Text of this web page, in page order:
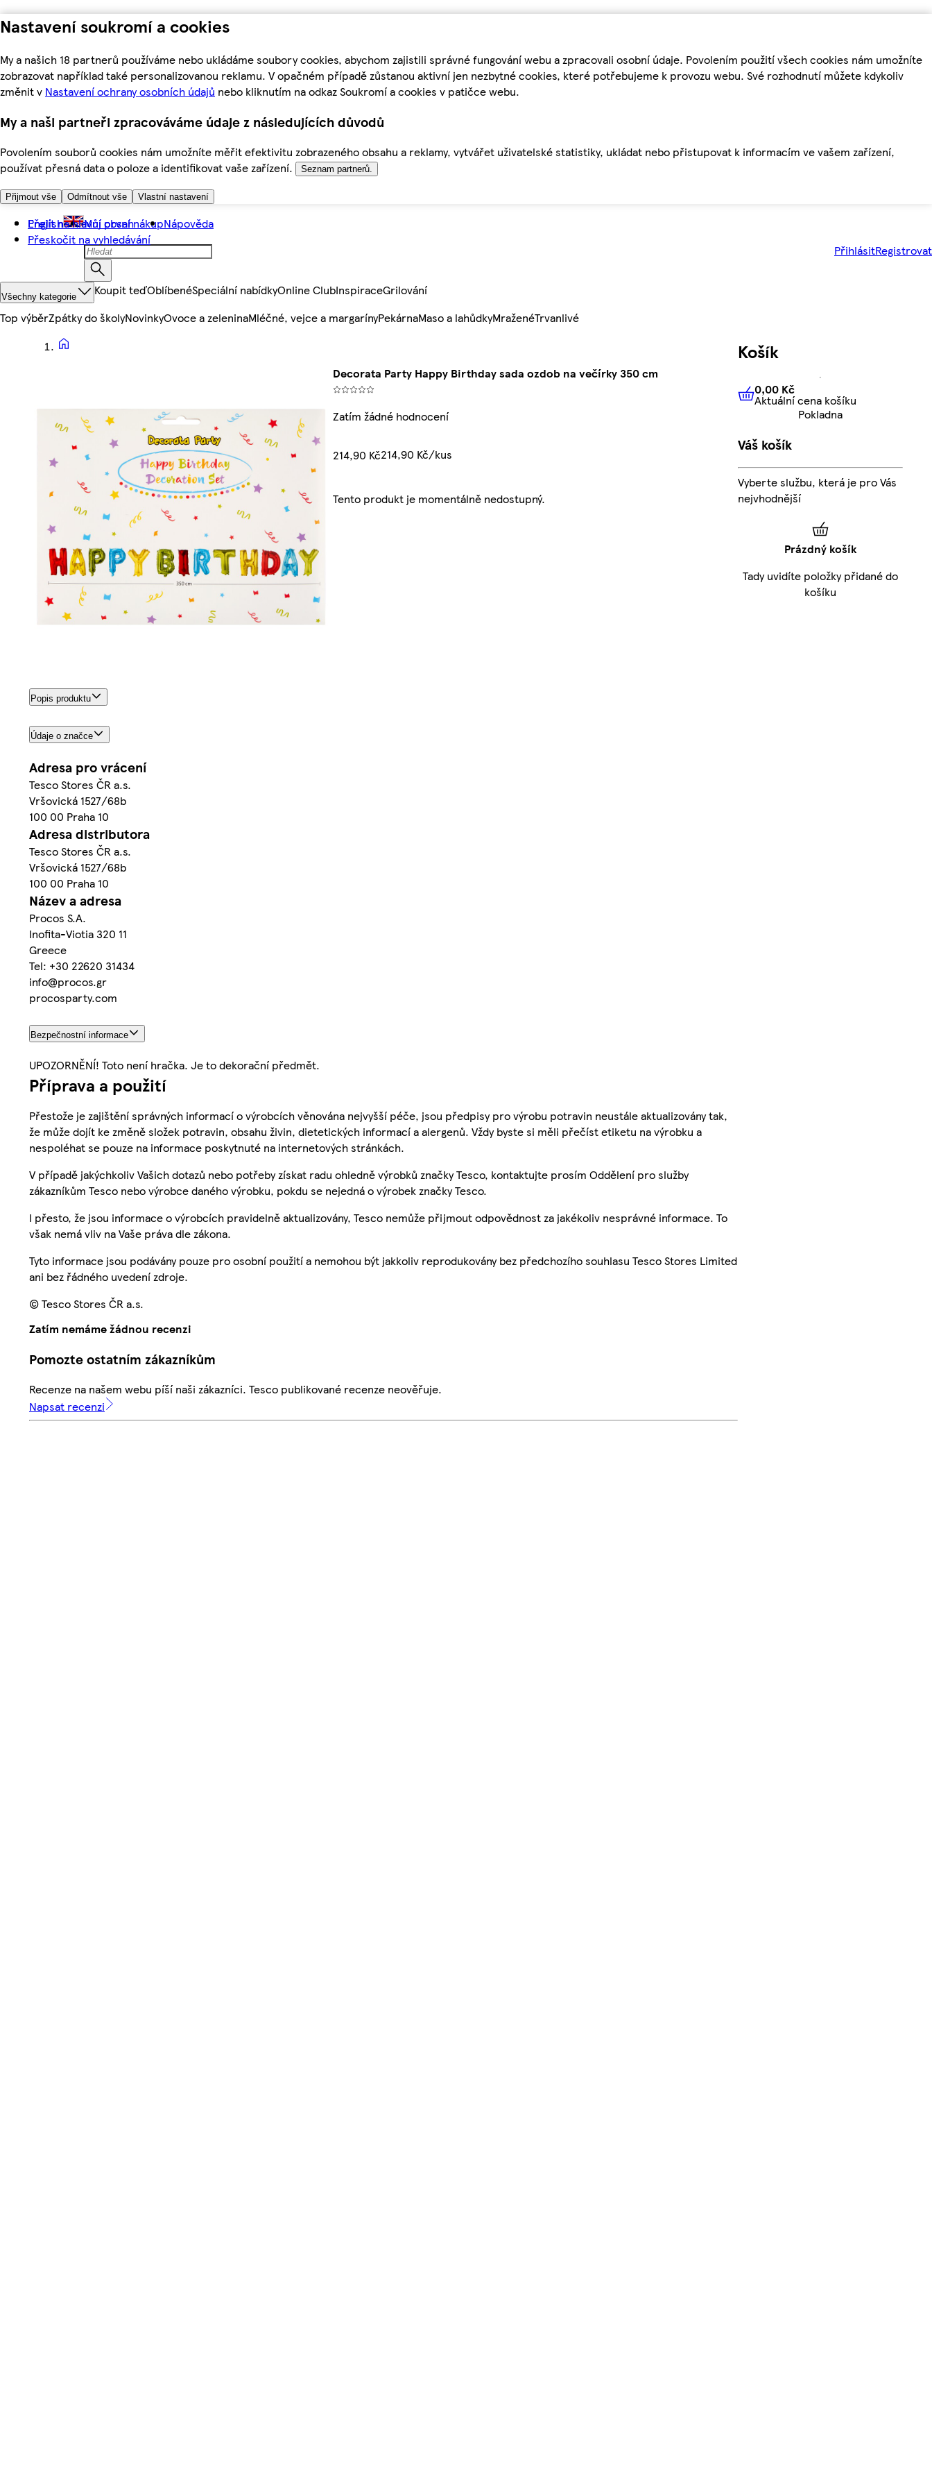
Nastavení soukromí a cookies
My a našich 18 partnerů používáme nebo ukládáme soubory cookies, abychom zajistili správné fungování webu a zpracovali osobní údaje. Povolením použití všech cookies nám umožníte
zobrazovat například také personalizovanou reklamu. V opačném případě zůstanou aktivní jen nezbytné cookies, které potřebujeme k provozu webu. Své rozhodnutí můžete kdykoliv
změnit v Nastavení ochrany osobních údajů nebo kliknutím na odkaz Soukromí a cookies v patičce webu.
My a naši partneři zpracováváme údaje z následujících důvodů
Povolením souborů cookies nám umožníte měřit efektivitu zobrazeného obsahu a reklamy, vytvářet uživatelské statistiky, ukládat nebo přistupovat k informacím ve vašem zařízení,
používat přesná data o poloze a identifikovat vaše zařízení.
Seznam partnerů.
Přijmout vše Odmítnout vše Vlastní nastavení
Přejít na hlavní obsah
Přeskočit na vyhledávání
English Můj první nákupNápověda
PřihlásitRegistrovat
Všechny kategorie Koupit teďOblíbenéSpeciální nabídkyOnline ClubInspiraceGrilování
Top výběrZpátky do školyNovinkyOvoce a zeleninaMléčné, vejce a margarínyPekárnaMaso a lahůdkyMraženéTrvanlivé
Decorata Party Happy Birthday sada ozdob na večírky 350 cm
Zatím žádné hodnocení
214,90 Kč214,90 Kč/kus
Tento produkt je momentálně nedostupný.
Popis produktu
Údaje o značce
Adresa pro vrácení
Tesco Stores ČR a.s.
Vršovická 1527/68b
100 00 Praha 10
Adresa distributora
Tesco Stores ČR a.s.
Vršovická 1527/68b
100 00 Praha 10
Název a adresa
Procos S.A.
Inofita-Viotia 320 11
Greece
Tel: +30 22620 31434
info@procos.gr
procosparty.com
Bezpečnostní informace
UPOZORNĚNÍ! Toto není hračka. Je to dekorační předmět.
Příprava a použití
Přestože je zajištění správných informací o výrobcích věnována nejvyšší péče, jsou předpisy pro výrobu potravin neustále aktualizovány tak,
že může dojít ke změně složek potravin, obsahu živin, dietetických informací a alergenů. Vždy byste si měli přečíst etiketu na výrobku a
nespoléhat se pouze na informace poskytnuté na internetových stránkách.
V případě jakýchkoliv Vašich dotazů nebo potřeby získat radu ohledně výrobků značky Tesco, kontaktujte prosím Oddělení pro služby
zákazníkům Tesco nebo výrobce daného výrobku, pokdu se nejedná o výrobek značky Tesco.
I přesto, že jsou informace o výrobcích pravidelně aktualizovány, Tesco nemůže přijmout odpovědnost za jakékoliv nesprávné informace. To
však nemá vliv na Vaše práva dle zákona.
Tyto informace jsou podávány pouze pro osobní použití a nemohou být jakkoliv reprodukovány bez předchozího souhlasu Tesco Stores Limited
ani bez řádného uvedení zdroje.
© Tesco Stores ČR a.s.
Zatím nemáme žádnou recenzi
Pomozte ostatním zákazníkům
Recenze na našem webu píší naši zákazníci. Tesco publikované recenze neověřuje.
Napsat recenzi
Košík
0,00 KčAktuální cena košíku
0,00 Kč
Aktuální cena košíku
Pokladna
Váš košík
Vyberte službu, která je pro Vás
nejvhodnější
Prázdný košík
Tady uvidíte položky přidané do
košíku